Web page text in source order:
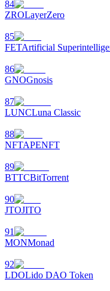
84
ZROLayerZero
85
FETArtificial
86
GNOGnosis
87
LUNCLuna Classic
88
NFTAPENFT
89
BTTCBitTorrent
90
JTOJITO
91
MONMonad
92
LDOLido DAO Token